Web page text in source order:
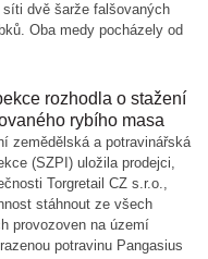
dvě šarže falšovaných
Oba medy pocházely od
rozhodla o stažení
rybího masa
zemědělská a potravinářská
(SZPI) uložila prodejci,
Torgretail CZ s.r.o.,
stáhnout ze všech
provozoven na území
potravinu Pangasius